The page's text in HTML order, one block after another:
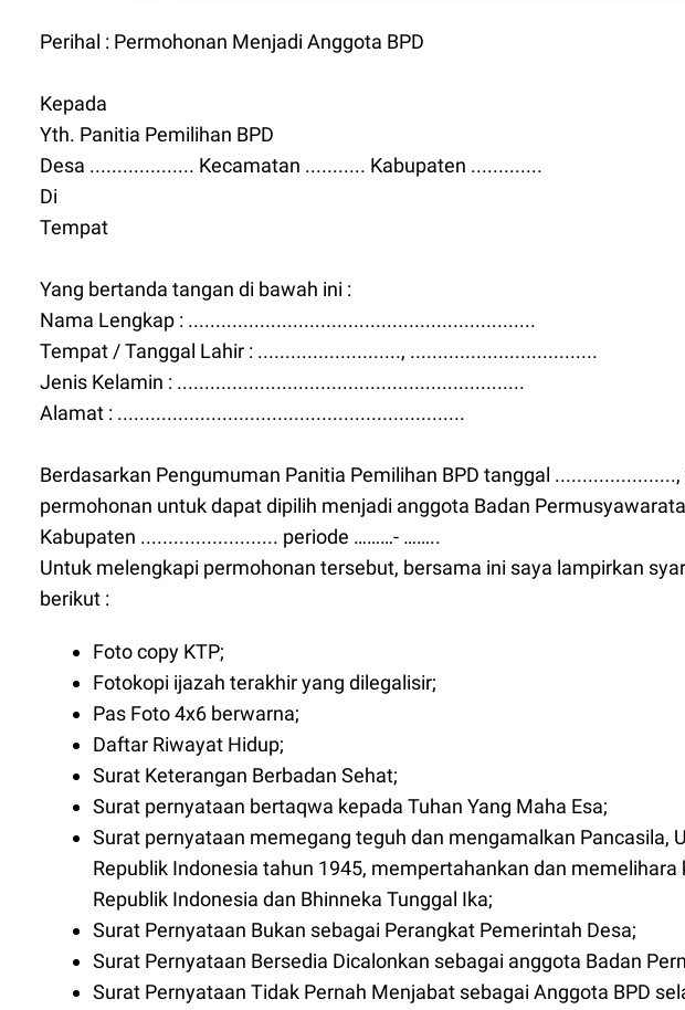
Perihal : Permohonan Menjadi Anggota BPD
Kepada
Yth. Panitia Pemilihan BPD
Desa ................... Kecamatan ........... Kabupaten .............
Di
Tempat
Yang bertanda tangan di bawah ini :
Nama Lengkap : ...............................................................
Tempat / Tanggal Lahir : .........................., ..................................
Jenis Kelamin : ...............................................................
Alamat : ...............................................................
Berdasarkan Pengumuman Panitia Pemilihan BPD tanggal
permohonan untuk dapat dipilih menjadi anggota Badan
Kabupaten ......................... periode ………- ……..
Untuk melengkapi permohonan tersebut, bersama ini saya lampirkan
berikut :
Foto copy KTP;
Fotokopi ijazah terakhir yang dilegalisir;
Pas Foto 4x6 berwarna;
Daftar Riwayat Hidup;
Surat Keterangan Berbadan Sehat;
Surat pernyataan bertaqwa kepada Tuhan Yang Maha Esa;
Surat pernyataan memegang teguh dan mengamalkan Pancasila,
Republik Indonesia tahun 1945, mempertahankan dan
Republik Indonesia dan Bhinneka Tunggal Ika;
Surat Pernyataan Bukan sebagai Perangkat Pemerintah Desa;
Surat Pernyataan Bersedia Dicalonkan sebagai anggota Badan
Surat Pernyataan Tidak Pernah Menjabat sebagai Anggota BPD